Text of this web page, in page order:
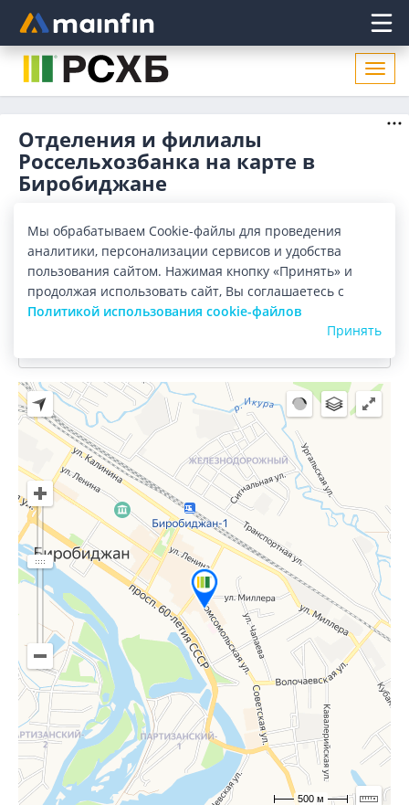
Главное меню
Отделения и филиалы
Россельхозбанка на карте в
Биробиджане
Все банки Карта Список
Город:Биробиджан
500 м
Мы обрабатываем Cookie-файлы для проведения
аналитики, персонализации сервисов и удобства
пользования сайтом. Нажимая кнопку «Принять» и
продолжая использовать сайт, Вы соглашаетесь с
Политикой использования cookie-файлов
Принять